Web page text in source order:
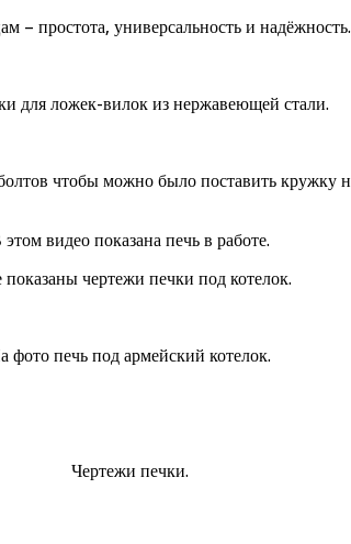
– простота, универсальность и надёжность.
для ложек-вилок из нержавеющей стали.
чтобы можно было поставить кружку
видео показана печь в работе.
чертежи печки под котелок.
фото печь под армейский котелок.
Чертежи печки.